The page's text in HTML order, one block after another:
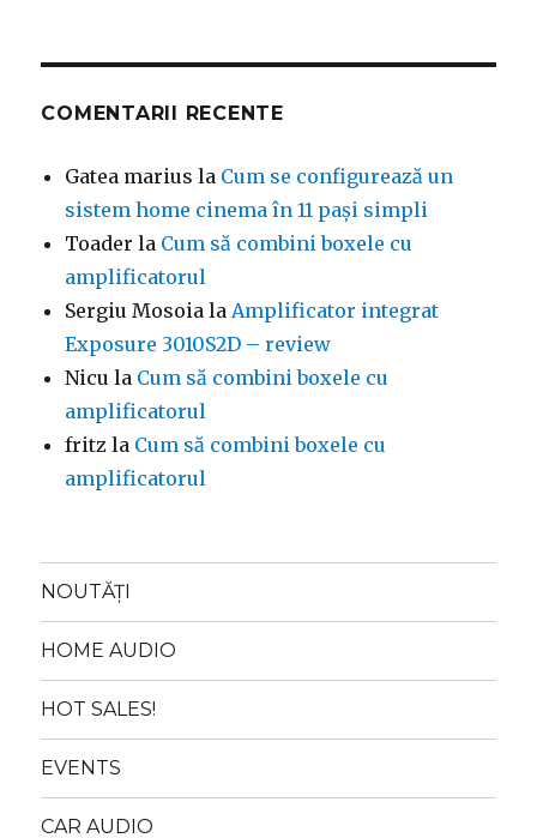
COMENTARII RECENTE
Gatea marius la Cum se configurează un
sistem home cinema în 11 pași simpli
Toader la Cum să combini boxele cu
amplificatorul
Sergiu Mosoia la Amplificator integrat
Exposure 3010S2D – review
Nicu la Cum să combini boxele cu
amplificatorul
fritz la Cum să combini boxele cu
amplificatorul
NOUTĂȚI
HOME AUDIO
HOT SALES!
EVENTS
CAR AUDIO